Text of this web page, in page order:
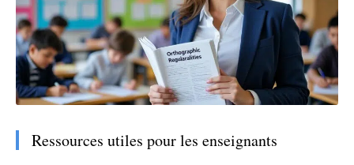
Ressources utiles pour les enseignants